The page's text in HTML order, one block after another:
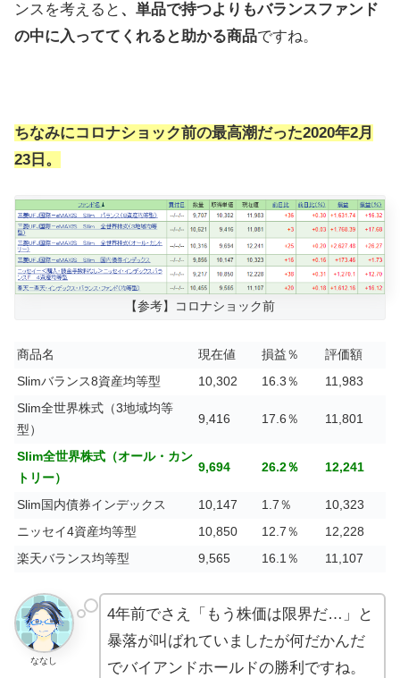
ンスを考えると 、単品で持つよりもバランスファンド
の中に入っててくれると助かる商品ですね。
ちなみにコロナショック前の最高潮だった2020年2月
23日。
【参考】コロナショック前
商品名 現在値 損益％
評価額
Slimバランス8資産均等型
10,302 16.3％
11,983
Slim全世界株式（3地域均等
型）
9,416 17.6％ 11,801
Slim全世界株式（オール・カン
トリー）
9,694 26.2％ 12,241
Slim国内債券インデックス 10,147 1.7％
10,323
ニッセイ4資産均等型
10,850 12.7％
12,228
楽天バランス均等型
9,565 16.1％ 11,107
ななし
4年前でさえ「もう株価は限界だ…」と
暴落が叫ばれていましたが何だかんだ
でバイアンドホールドの勝利ですね。